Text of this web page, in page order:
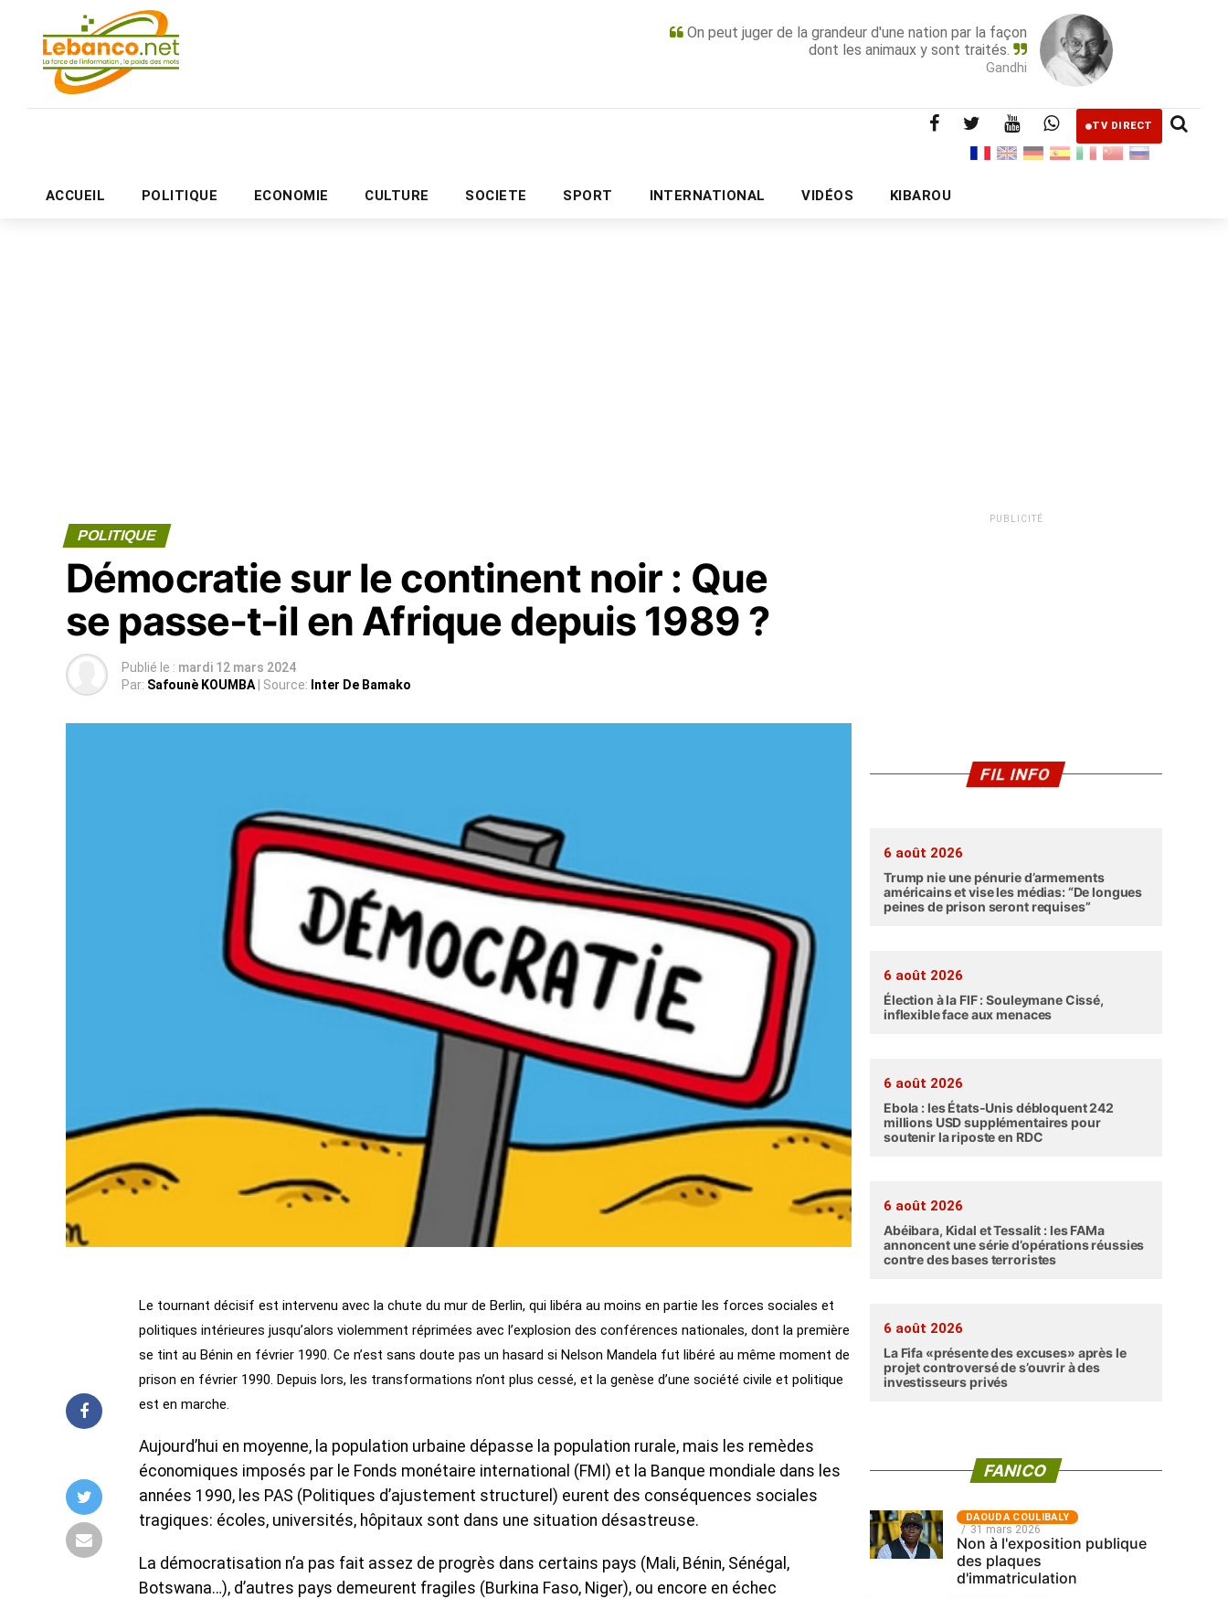
On peut juger de la grandeur d'une nation par la façon
dont les animaux y sont traités.
Gandhi
TV DIRECT
ACCUEIL POLITIQUE ECONOMIE CULTURE SOCIETE SPORT INTERNATIONAL VIDÉOS KIBAROU
PUBLICITÉ
POLITIQUE
Démocratie sur le continent noir : Que
se passe-t-il en Afrique depuis 1989 ?
Publié le : mardi 12 mars 2024
Par: Safounè KOUMBA | Source: Inter De Bamako
Le tournant décisif est intervenu avec la chute du mur de Berlin, qui libéra au moins en partie les forces sociales et
politiques intérieures jusqu’alors violemment réprimées avec l’explosion des conférences nationales, dont la première
se tint au Bénin en février 1990. Ce n’est sans doute pas un hasard si Nelson Mandela fut libéré au même moment de
prison en février 1990. Depuis lors, les transformations n’ont plus cessé, et la genèse d’une société civile et politique
est en marche.
Aujourd’hui en moyenne, la population urbaine dépasse la population rurale, mais les remèdes
économiques imposés par le Fonds monétaire international (FMI) et la Banque mondiale dans les
années 1990, les PAS (Politiques d’ajustement structurel) eurent des conséquences sociales
tragiques: écoles, universités, hôpitaux sont dans une situation désastreuse.
La démocratisation n’a pas fait assez de progrès dans certains pays (Mali, Bénin, Sénégal,
Botswana…), d’autres pays demeurent fragiles (Burkina Faso, Niger), ou encore en échec
PUBLICITÉ
FIL INFO
6 août 2026
Trump nie une pénurie d’armements
américains et vise les médias: “De longues
peines de prison seront requises”
6 août 2026
Élection à la FIF : Souleymane Cissé,
inflexible face aux menaces
6 août 2026
Ebola : les États-Unis débloquent 242
millions USD supplémentaires pour
soutenir la riposte en RDC
6 août 2026
Abéibara, Kidal et Tessalit : les FAMa
annoncent une série d’opérations réussies
contre des bases terroristes
6 août 2026
La Fifa «présente des excuses» après le
projet controversé de s’ouvrir à des
investisseurs privés
FANICO
‎DAOUDA COULIBALY
31 mars 2026
Non à l'exposition publique
des plaques
d'immatriculation